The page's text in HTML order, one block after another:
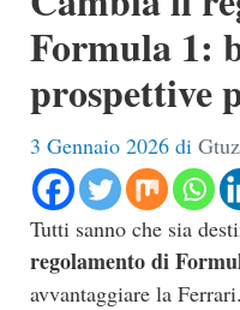
Formula 1:
prospettive
3 Gennaio 2026 di
Tutti sanno che sia
regolamento di
avvantaggiare la